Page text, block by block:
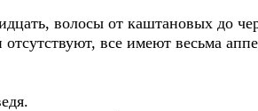
волосы от каштановых до
все имеют весьма